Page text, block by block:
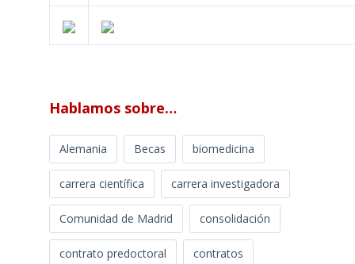
Hablamos sobre…
Alemania Becas biomedicina
carrera científica carrera investigadora
Comunidad de Madrid consolidación
contrato predoctoral contratos